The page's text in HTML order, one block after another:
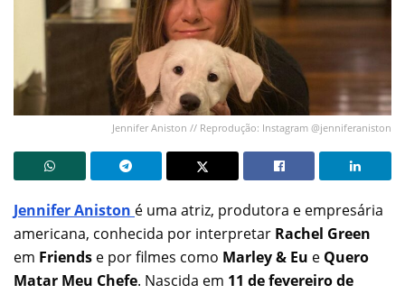
Jennifer Aniston // Reprodução: Instagram @jenniferaniston
Jennifer Aniston é uma atriz, produtora e empresária
americana, conhecida por interpretar Rachel Green
em Friends e por filmes como Marley & Eu e Quero
Matar Meu Chefe. Nascida em 11 de fevereiro de